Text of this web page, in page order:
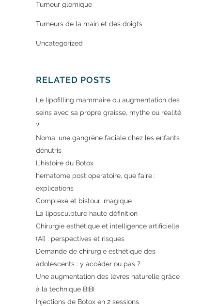
Tumeur glomique
Tumeurs de la main et des doigts
Uncategorized
RELATED POSTS
Le lipofilling mammaire ou augmentation des
seins avec sa propre graisse, mythe ou réalité
?
Noma, une gangrène faciale chez les enfants
dénutris
L’histoire du Botox
hematome post operatoire, que faire :
explications
Complexe et bistouri magique
La liposculpture haute définition
Chirurgie esthétique et intelligence artificielle
(AI) : perspectives et risques
Demande de chirurgie esthétique des
adolescents : y accéder ou pas ?
Une augmentation des lèvres naturelle grâce
à la technique BIBI
Injections de Botox en 2 sessions